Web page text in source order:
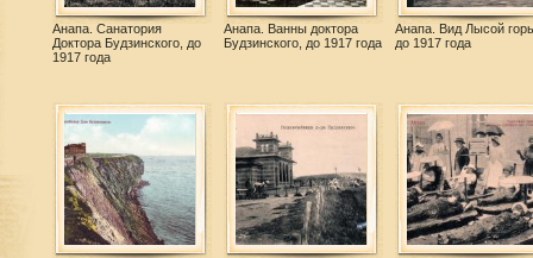
Анапа. Санатория
Доктора Будзинского, до
1917 года
Анапа. Ванны доктора
Будзинского, до 1917 года
Анапа. Вид Лысой
до 1917 года